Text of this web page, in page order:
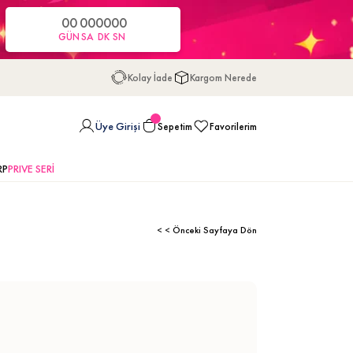
00
GÜN
00
SA
00
DK
00
SN
Kolay İade Kargom Nerede
Üye Girişi Sepetim Favorilerim
PRIVE SERİ
< < Önceki Sayfaya Dön